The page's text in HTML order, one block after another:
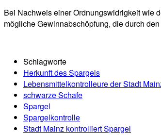
Bei Nachweis einer Ordnungswidrigkeit wie
mögliche Gewinnabschöpfung, die durch
Schlagworte
Herkunft des Spargels
Lebensmittelkontrolleure der Stadt
schwarze Schafe
Spargel
Spargelkontrolle
Stadt Mainz kontrolliert Spargel